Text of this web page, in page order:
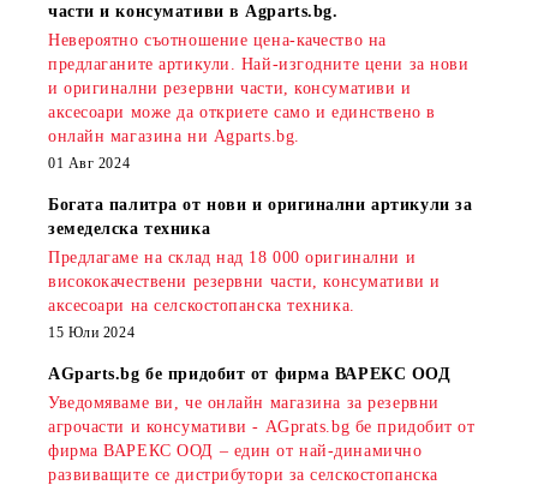
части и консумативи в Agparts.bg.
Невероятно съотношение цена-качество на
предлаганите артикули. Най-изгодните цени за нови
и оригинални резервни части, консумативи и
аксесоари може да откриете само и единствено в
онлайн магазина ни Agparts.bg.
01 Авг 2024
Богата палитра от нови и оригинални артикули за
земеделска техника
Предлагаме на склад над 18 000 оригинални и
висококачествени резервни части, консумативи и
аксесоари на селскостопанска техника.
15 Юли 2024
AGparts.bg бе придобит от фирма ВАРЕКС ООД
Уведомяваме ви, че онлайн магазина за резервни
агрочасти и консумативи - AGprats.bg бе придобит от
фирма ВАРЕКС ООД – един от най-динамично
развиващите се дистрибутори за селскостопанска